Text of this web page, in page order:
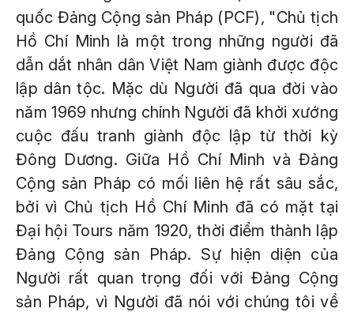
quốc Đảng Cộng sản Pháp (PCF), "Chủ tịch
Hồ Chí Minh là một trong những người đã
dẫn dắt nhân dân Việt Nam giành được độc
lập dân tộc. Mặc dù Người đã qua đời vào
năm 1969 nhưng chính Người đã khởi xướng
cuộc đấu tranh giành độc lập từ thời kỳ
Đông Dương. Giữa Hồ Chí Minh và Đảng
Cộng sản Pháp có mối liên hệ rất sâu sắc,
bởi vì Chủ tịch Hồ Chí Minh đã có mặt tại
Đại hội Tours năm 1920, thời điểm thành lập
Đảng Cộng sản Pháp. Sự hiện diện của
Người rất quan trọng đối với Đảng Cộng
sản Pháp, vì Người đã nói với chúng tôi về